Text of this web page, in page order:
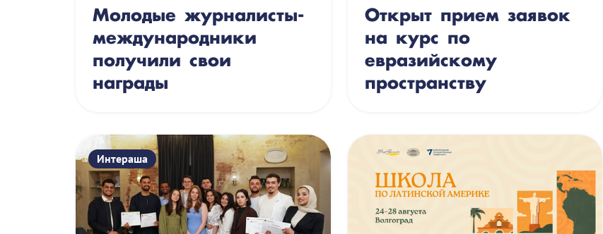
Молодые журналисты-
международники
получили свои
награды
Открыт прием заявок
на курс по
евразийскому
пространству
Интераша